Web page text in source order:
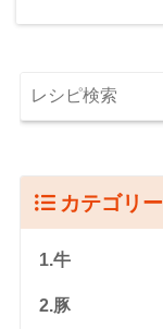
カテゴリー
1.牛
2.豚